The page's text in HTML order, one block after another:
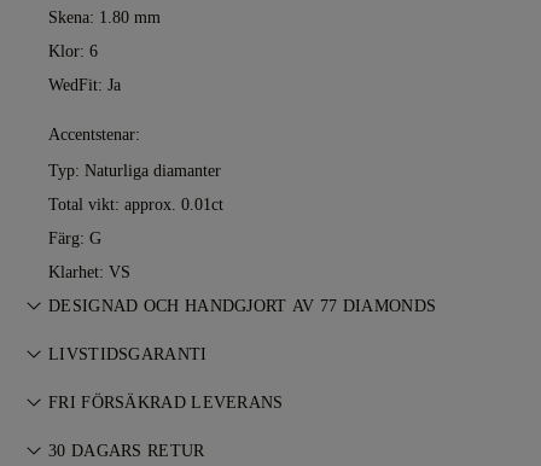
Skena: 1.80 mm
Klor: 6
WedFit: Ja
Accentstenar:
Typ: Naturliga diamanter
Total vikt: approx. 0.01ct
Färg: G
Klarhet: VS
DESIGNAD OCH HANDGJORT AV 77 DIAMONDS
Konsten att skapa smycken, förfinad av 77 Diamonds
LIVSTIDSGARANTI
Vid köp hos 77 Diamonds ingår livstidsgaranti mot
Läs mer i våravillkor
FRI FÖRSÄKRAD LEVERANS
Allt porto är gratis, oavsett var du bor. Vi skickar ditt föremål
30 DAGARS RETUR